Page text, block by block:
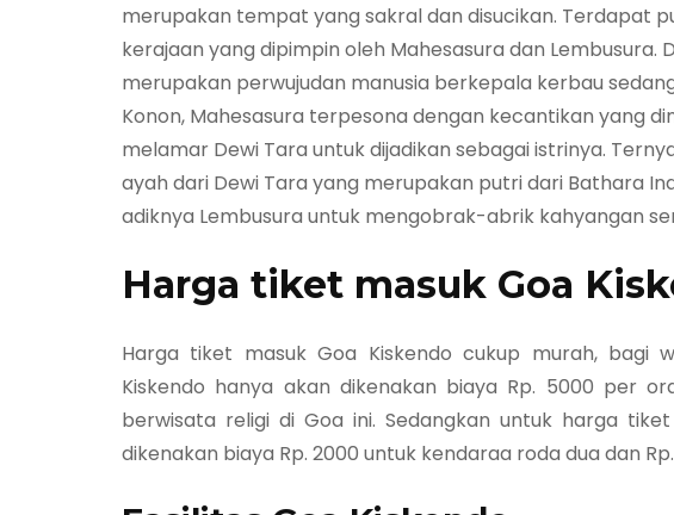
merupakan tempat yang sakral dan disucikan. Terdapat
kerajaan yang dipimpin oleh Mahesasura dan
merupakan perwujudan manusia berkepala kerbau
Konon, Mahesasura terpesona dengan kecantikan yang
melamar Dewi Tara untuk dijadikan sebagai istrinya.
ayah dari Dewi Tara yang merupakan putri dari Bathara
adiknya Lembusura untuk mengobrak-abrik kahyangan
Harga tiket masuk Goa
Harga tiket masuk Goa Kiskendo cukup murah, bagi
Kiskendo hanya akan dikenakan biaya Rp. 5000 per
berwisata religi di Goa ini. Sedangkan untuk harga
dikenakan biaya Rp. 2000 untuk kendaraa roda dua dan